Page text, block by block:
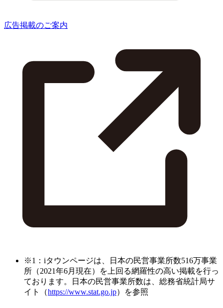
広告掲載のご案内
※1：iタウンページは、日本の民営事業所数516万事業
所（2021年6月現在）を上回る網羅性の高い掲載を行っ
ております。日本の民営事業所数は、総務省統計局サ
イト（https://www.stat.go.jp）を参照